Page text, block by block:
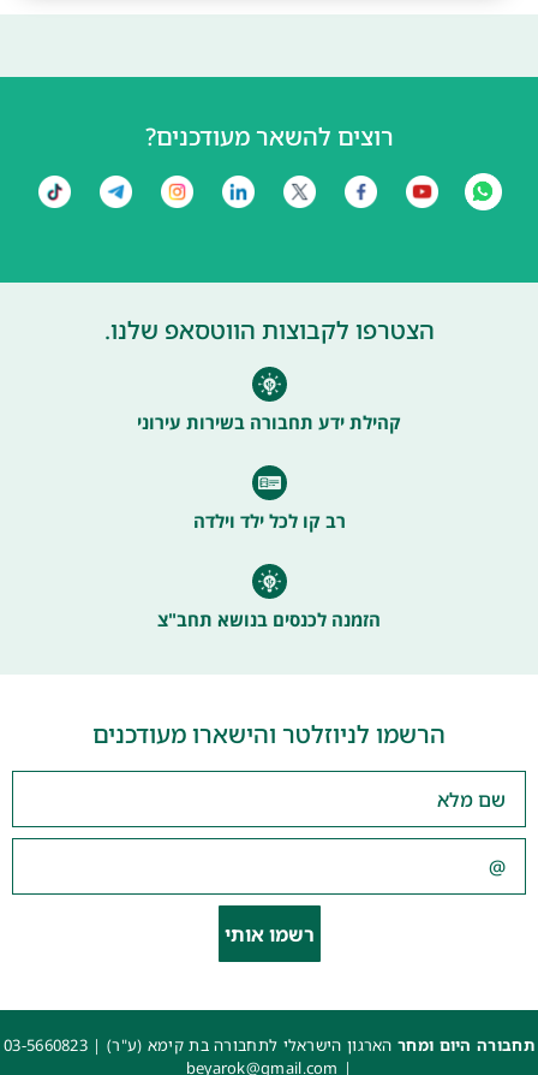
רוצים להשאר מעודכנים?
הצטרפו לקבוצות הווטסאפ שלנו.
קהילת ידע תחבורה בשירות עירוני
רב קו לכל ילד וילדה
הזמנה לכנסים בנושא תחב"צ
הרשמו לניוזלטר והישארו מעודכנים
רשמו אותי
תחבורה היום ומחרהארגון הישראלי לתחבורה בת קימא (ע"ר) | 03-5660823
|
beyarok@gmail.com